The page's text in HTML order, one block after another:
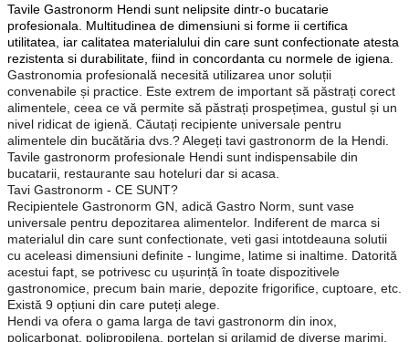
Tavile Gastronorm Hendi sunt nelipsite dintr-o bucatarie
profesionala. Multitudinea de dimensiuni si forme ii certifica
utilitatea, iar calitatea materialului din care sunt confectionate atesta
rezistenta si durabilitate, fiind in concordanta cu normele de igiena.
Gastronomia profesională necesită utilizarea unor soluții
convenabile și practice. Este extrem de important să păstrați corect
alimentele, ceea ce vă permite să păstrați prospețimea, gustul și un
nivel ridicat de igienă. Căutați recipiente universale pentru
alimentele din bucătăria dvs.? Alegeți tavi gastronorm de la Hendi.
Tavile gastronorm profesionale Hendi sunt indispensabile din
bucatarii, restaurante sau hoteluri dar si acasa.
Tavi Gastronorm - CE SUNT?
Recipientele Gastronorm GN, adică Gastro Norm, sunt vase
universale pentru depozitarea alimentelor. Indiferent de marca si
materialul din care sunt confectionate, veti gasi intotdeauna solutii
cu aceleasi dimensiuni definite - lungime, latime si inaltime. Datorită
acestui fapt, se potrivesc cu ușurință în toate dispozitivele
gastronomice, precum bain marie, depozite frigorifice, cuptoare, etc.
Există 9 opțiuni din care puteți alege.
Hendi va ofera o gama larga de tavi gastronorm din inox,
policarbonat, polipropilena, portelan si grilamid de diverse marimi.